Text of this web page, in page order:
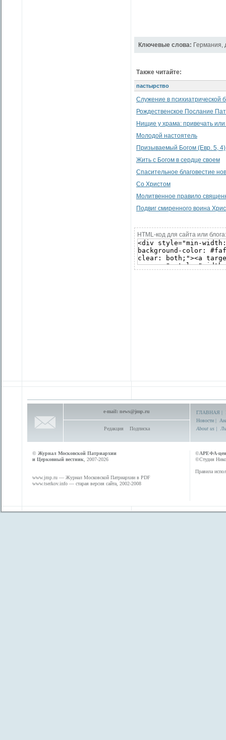
Ключевые слова: Германия,
Также читайте:
пастырство
Служение в психиатрической
Рождественское Послание
Нищие у храма: привечать или
Молодой настоятель
Призываемый Богом (Евр. 5, 4)
Жить с Богом в сердце своем
Спасительное благовестие
Со Христом
Молитвенное правило
Подвиг смиренного воина
HTML-код для сайта или блога:
e-mail: news@jmp.ru
Редакция Подписка
ГЛАВНАЯ |
Новости |
About us |
© Журнал Московской Патриархии
и Церковный вестник , 2007-2026
www.jmp.ru — Журнал Московской Патриархии в PDF
www.tserkov.info — старая версия сайта, 2002-2008
©АРЕФА-
©Студия
Правила